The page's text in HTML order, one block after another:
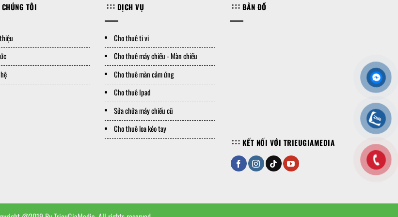
TÔI DỊCH VỤ
Cho thuê ti vi
Cho thuê máy chiếu - Màn chiếu
Cho thuê màn cảm ứng
Cho thuê Ipad
Sửa chữa máy chiếu cũ
Cho thuê loa kéo tay
BẢN ĐỒ
KẾT NỐI VỚI TRIEUGIAMEDIA